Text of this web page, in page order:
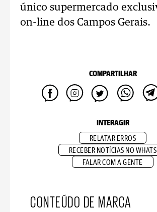
único supermercado
on-line dos Campos Gerais.
COMPARTILHAR
INTERAGIR
RELATAR ERROS
RECEBER NOTÍCIAS NO WHATS
FALAR COM A GENTE
CONTEÚDO DE MARCA